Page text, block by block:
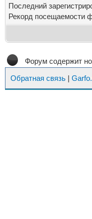
Последний
Рекорд посещаемости
Форум содержит
Обратная связь |